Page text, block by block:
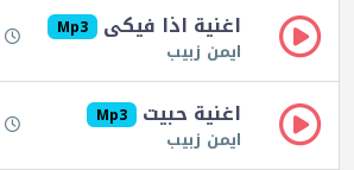
اغنية اذا فيكى Mp3
ايمن زبيب 3 دقائق 34 ثانية
اغنية حبيت Mp3
ايمن زبيب 5 دقائق 57 ثانية